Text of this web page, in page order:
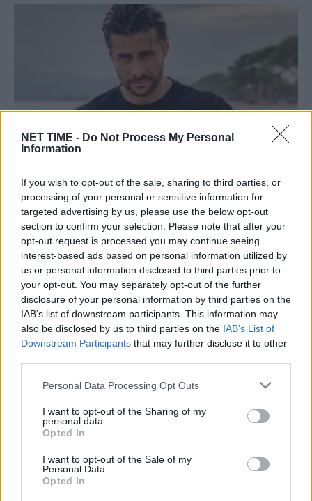
NET TIME - Do Not Process My Personal
Information
If you wish to opt-out of the sale, sharing to third parties, or
processing of your personal or sensitive information for
targeted advertising by us, please use the below opt-out
section to confirm your selection. Please note that after your
opt-out request is processed you may continue seeing
interest-based ads based on personal information utilized by
us or personal information disclosed to third parties prior to
your opt-out. You may separately opt-out of the further
disclosure of your personal information by third parties on the
IAB’s list of downstream participants. This information may
also be disclosed by us to third parties on the IAB’s List of
Downstream Participants that may further disclose it to other
Personal Data Processing Opt Outs
I want to opt-out of the Sharing of my
personal data.
Opted In
I want to opt-out of the Sale of my
Personal Data.
Opted In
Ενόχληση γνωστής
δημοσιογράφου:Aποκαλύπτει το
παρασκήνιο της συνάντησης της με τον
Βασάλο για μία θέση σε πάνελ.
Κυ, 15 Ιαν 2023 13:13
Η Άννα Ζηρδέλη,μετά τις δηλώσεις της για τον
Κωνσταντίνο Βασάλο, οι οποίες έκαναν…